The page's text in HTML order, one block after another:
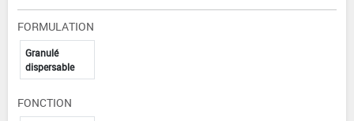
FORMULATION
Granulé
dispersable
FONCTION